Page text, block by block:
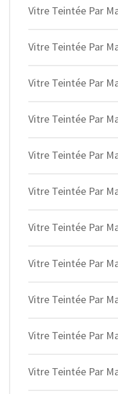
Vitre Teintée Par
Vitre Teintée Par
Vitre Teintée Par
Vitre Teintée Par
Vitre Teintée Par
Vitre Teintée Par
Vitre Teintée Par
Vitre Teintée Par
Vitre Teintée Par
Vitre Teintée Par
Vitre Teintée Par